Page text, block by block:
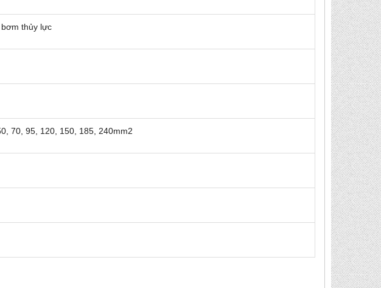
thủy lực
70, 95, 120, 150, 185, 240mm2